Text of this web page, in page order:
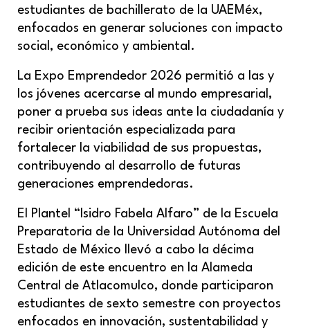
estudiantes de bachillerato de la UAEMéx,
enfocados en generar soluciones con impacto
social, económico y ambiental.
La Expo Emprendedor 2026 permitió a las y
los jóvenes acercarse al mundo empresarial,
poner a prueba sus ideas ante la ciudadanía y
recibir orientación especializada para
fortalecer la viabilidad de sus propuestas,
contribuyendo al desarrollo de futuras
generaciones emprendedoras.
El Plantel “Isidro Fabela Alfaro” de la Escuela
Preparatoria de la Universidad Autónoma del
Estado de México llevó a cabo la décima
edición de este encuentro en la Alameda
Central de Atlacomulco, donde participaron
estudiantes de sexto semestre con proyectos
enfocados en innovación, sustentabilidad y